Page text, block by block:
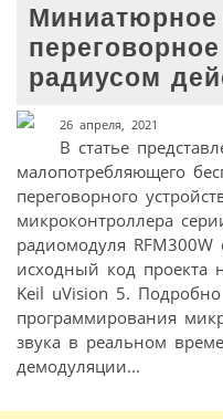
радиусом
26 апреля, 2021
В статье
малопотребляющего
переговорного
микроконтроллера
радиомодуля
исходный код проекта
Keil uVision 5.
программирования
звука в реальном
демодуляции...